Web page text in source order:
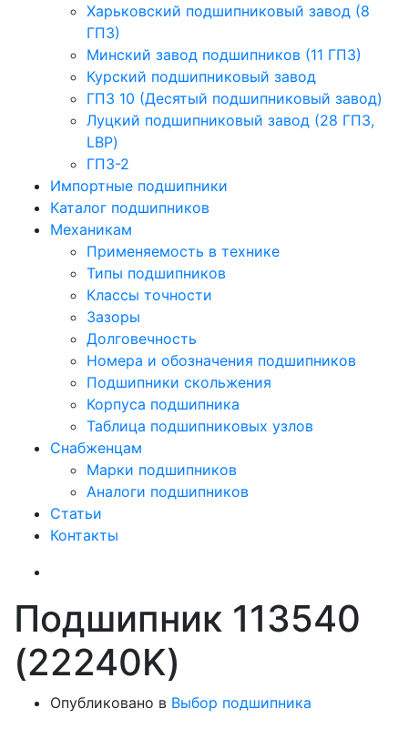
Харьковский подшипниковый завод (8
ГПЗ)
Минский завод подшипников (11 ГПЗ)
Курский подшипниковый завод
ГПЗ 10 (Десятый подшипниковый завод)
Луцкий подшипниковый завод (28 ГПЗ,
LBP)
ГПЗ-2
Импортные подшипники
Каталог подшипников
Механикам
Применяемость в технике
Типы подшипников
Классы точности
Зазоры
Долговечность
Номера и обозначения подшипников
Подшипники скольжения
Корпуса подшипника
Таблица подшипниковых узлов
Снабженцам
Марки подшипников
Аналоги подшипников
Статьи
Контакты
Подшипник 113540
(22240K)
Опубликовано в Выбор подшипника